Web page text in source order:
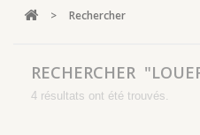
> Rechercher
RECHERCHER
4 résultats ont été trouvés.